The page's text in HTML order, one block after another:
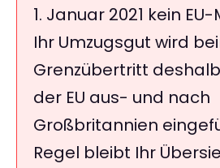
1. Januar 2021 kein
Ihr Umzugsgut wird
Grenzübertritt
der EU aus- und nach
Großbritannien
Regel bleibt Ihr